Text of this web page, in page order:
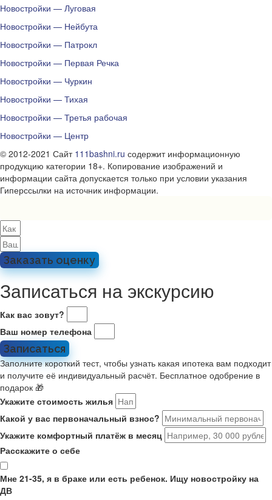
Новостройки — Луговая
Новостройки — Нейбута
Новостройки — Патрокл
Новостройки — Первая Речка
Новостройки — Чуркин
Новостройки — Тихая
Новостройки — Третья рабочая
Новостройки — Центр
© 2012-2021 Сайт 111bashni.ru содержит информационную
продукцию категории 18+. Копирование изображений и
информации сайта допускается только при условии указания
Гиперссылки на источник информации.
Заказать оценку
Записаться на экскурсию
Как вас зовут?
Ваш номер телефона
Записаться
Заполните короткий тест, чтобы узнать какая ипотека вам подходит
и получите её индивидуальный расчёт. Бесплатное одобрение в
подарок 🎁
Укажите стоимость жилья
Какой у вас первоначальный взнос?
Укажите комфортный платёж в месяц
Расскажите о себе
Мне 21-35, я в браке или есть ребенок. Ищу новостройку на
ДВ